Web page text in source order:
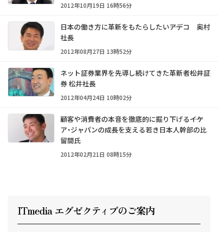
2012年10月19日 16時56分
日本の働き方に革新をもたらしたい――アデコ 奥村
社長
2012年08月27日 13時52分
ネット証券業界を先導し続けてきた革新者――松井証
券 松井社長
2012年04月24日 10時02分
顧客や消費者の本音を徹底的に掘り下げる――イケ
ア・ジャパンの成長を支える若き日本人幹部の比
留間氏
2012年02月21日 08時15分
ITmedia エグゼクティ ブのご案内